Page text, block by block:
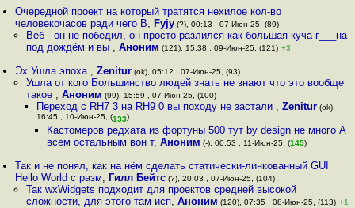
Очередной проект на который тратятся нехилое кол-во
человекочасов ради чего В, Fyjy (?), 00:13 , 07-Июн-25, (89)
Веб - он не победил, он просто разлился как большая куча г___на
под дождём и вы , Аноним (121), 15:38 , 09-Июн-25, (121) +3
Эх Ушла эпоха ,Zenitur (ok), 05:12 , 07-Июн-25, (93)
Ушла от кого Большинство людей знать не знают что это вообще
такое , Аноним (99), 15:59 , 07-Июн-25, (100)
Переход с RH7 3 на RH9 0 вы походу не застали , Zenitur(ok),
16:45 , 10-Июн-25, (133)
Кастомеров редхата из фортуны 500 тут by design не много А
всем остальным вон т,Аноним (-), 00:53 , 11-Июн-25, (145)
Так и не понял, как на нём сделать статически-линкованный GUI
Hello World с разм, Гилл Бейтс (?), 20:03 , 07-Июн-25, (104)
Так wxWidgets подходит для проектов средней высокой
сложности, для этого там исп, Аноним (120), 07:35 , 08-Июн-25, (113) +1